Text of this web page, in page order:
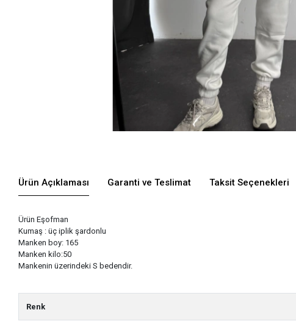
Ürün Açıklaması Garanti ve Teslimat Taksit Seçenekleri
Ürün Eşofman
Kumaş : üç iplik şardonlu
Manken boy: 165
Manken kilo:50
Mankenin üzerindeki S bedendir.
Renk